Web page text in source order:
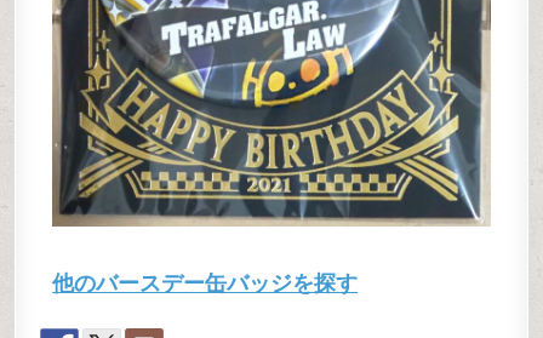
他のバースデー缶バッジを探す